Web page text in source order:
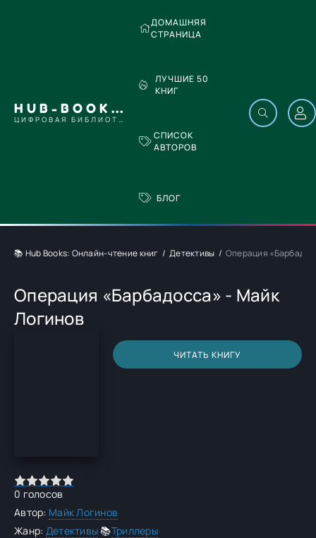
HUB-BOOKS.COM
ЦИФРОВАЯ БИБЛИОТЕКА
ДОМАШНЯЯ
СТРАНИЦА
ЛУЧШИЕ 50
КНИГ
СПИСОК
АВТОРОВ
БЛОГ
📚 Hub Books: Онлайн-чтение книг Детективы Операция
Операция «Барбадосса» - Майк
Логинов
ЧИТАТЬ КНИГУ
0 голосов
Автор: Майк Логинов
Жанр: Детективы 📚Триллеры